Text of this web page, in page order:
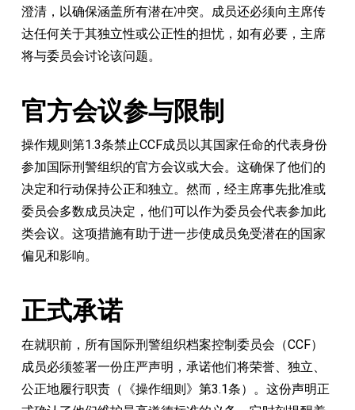
澄清，以确保涵盖所有潜在冲突。成员还必须向主席传
达任何关于其独立性或公正性的担忧，如有必要，主席
将与委员会讨论该问题。
官方会议参与限制
操作规则第1.3条禁止CCF成员以其国家任命的代表身份
参加国际刑警组织的官方会议或大会。这确保了他们的
决定和行动保持公正和独立。然而，经主席事先批准或
委员会多数成员决定，他们可以作为委员会代表参加此
类会议。这项措施有助于进一步使成员免受潜在的国家
偏见和影响。
正式承诺
在就职前，所有国际刑警组织档案控制委员会（CCF）
成员必须签署一份庄严声明，承诺他们将荣誉、独立、
公正地履行职责（《操作细则》第3.1条）。这份声明正